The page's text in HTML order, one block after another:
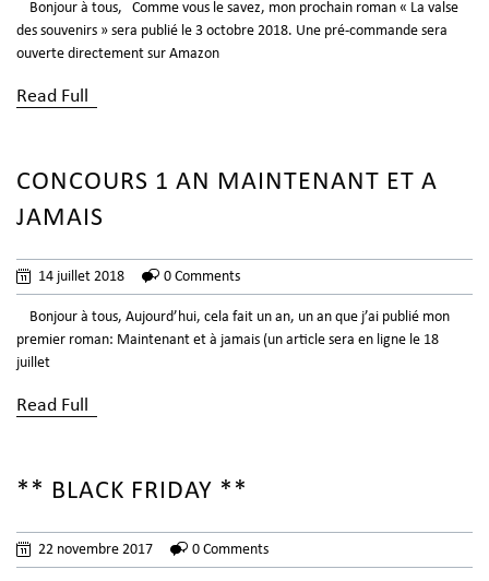
Bonjour à tous, Comme vous le savez, mon prochain roman « La valse
des souvenirs » sera publié le 3 octobre 2018. Une pré-commande sera
ouverte directement sur Amazon
Read Full
CONCOURS 1 AN MAINTENANT ET A
JAMAIS
14 juillet 2018 0 Comments
Bonjour à tous, Aujourd’hui, cela fait un an, un an que j’ai publié mon
premier roman: Maintenant et à jamais (un article sera en ligne le 18
juillet
Read Full
** BLACK FRIDAY **
22 novembre 2017 0 Comments